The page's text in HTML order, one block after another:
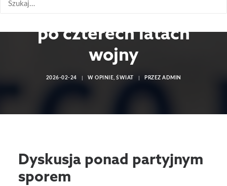
niezależność? Analiza
po czterech latach
wojny
2026-02-24 | W OPINIE, ŚWIAT | PRZEZ ADMIN
Dyskusja ponad partyjnym
sporem